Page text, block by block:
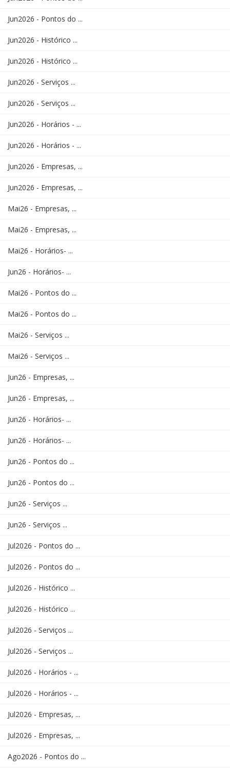
Jun2026 - Pontos do ...
Jun2026 - Histórico ...
Jun2026 - Histórico ...
Jun2026 - Serviços ...
Jun2026 - Serviços ...
Jun2026 - Horários - ...
Jun2026 - Horários - ...
Jun2026 - Empresas, ...
Jun2026 - Empresas, ...
Mai26 - Empresas, ...
Mai26 - Empresas, ...
Mai26 - Horários- ...
Jun26 - Horários- ...
Mai26 - Pontos do ...
Mai26 - Pontos do ...
Mai26 - Serviços ...
Mai26 - Serviços ...
Jun26 - Empresas, ...
Jun26 - Empresas, ...
Jun26 - Horários- ...
Jun26 - Horários- ...
Jun26 - Pontos do ...
Jun26 - Pontos do ...
Jun26 - Serviços ...
Jun26 - Serviços ...
Jul2026 - Pontos do ...
Jul2026 - Pontos do ...
Jul2026 - Histórico ...
Jul2026 - Histórico ...
Jul2026 - Serviços ...
Jul2026 - Serviços ...
Jul2026 - Horários - ...
Jul2026 - Horários - ...
Jul2026 - Empresas, ...
Jul2026 - Empresas, ...
Ago2026 - Pontos do ...